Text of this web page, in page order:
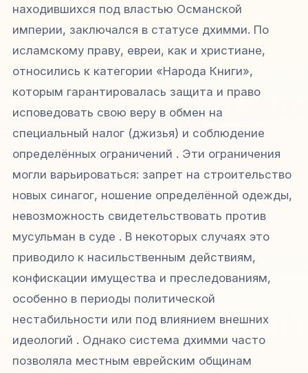
находившихся под властью Османской
империи, заключался в статусе дхимми. По
исламскому праву, евреи, как и христиане,
относились к категории «Народа Книги»,
которым гарантировалась защита и право
исповедовать свою веру в обмен на
специальный налог (джизья) и соблюдение
определённых ограничений . Эти ограничения
могли варьироваться: запрет на строительство
новых синагог, ношение определённой одежды,
невозможность свидетельствовать против
мусульман в суде . В некоторых случаях это
приводило к насильственным действиям,
конфискации имущества и преследованиям,
особенно в периоды политической
нестабильности или под влиянием внешних
идеологий . Однако система дхимми часто
позволяла местным еврейским общинам